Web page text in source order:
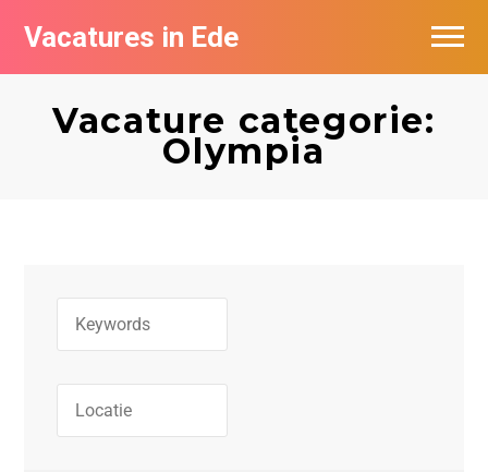
Vacatures in Ede
Vacature categorie:
Olympia
Vacatures bij bedrijven in Ede